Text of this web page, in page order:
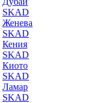
SKAD
Женева
SKAD
Кения
SKAD
Киото
SKAD
Ламар
SKAD